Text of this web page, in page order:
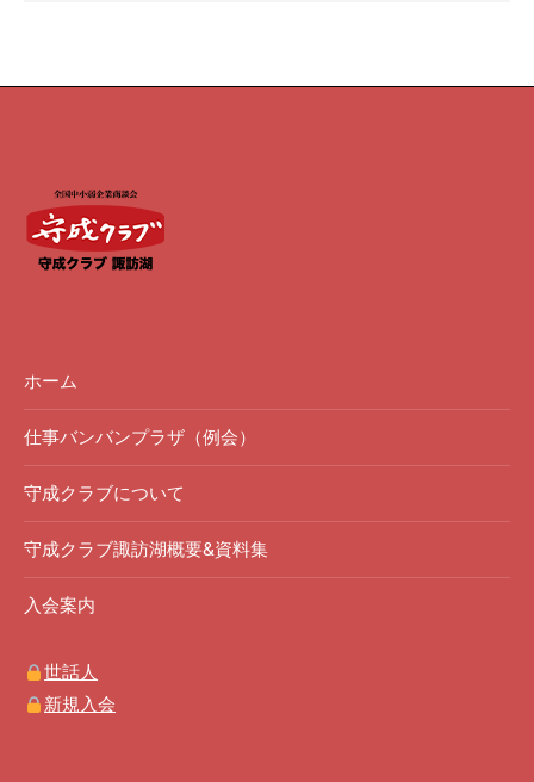
ホーム
仕事バンバンプラザ（例会）
守成クラブについて
守成クラブ諏訪湖概要&資料集
入会案内
世話人
新規入会